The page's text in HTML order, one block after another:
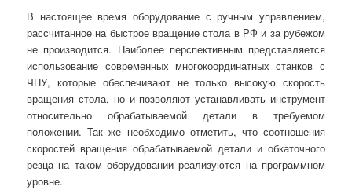
В настоящее время оборудование с ручным управлением,
рассчитанное на быстрое вращение стола в РФ и за рубежом
не производится. Наиболее перспективным представляется
использование современных многокоординатных станков с
ЧПУ, которые обеспечивают не только высокую скорость
вращения стола, но и позволяют устанавливать инструмент
относительно обрабатываемой детали в требуемом
положении. Так же необходимо отметить, что соотношения
скоростей вращения обрабатываемой детали и обкаточного
резца на таком оборудовании реализуются на программном
уровне.